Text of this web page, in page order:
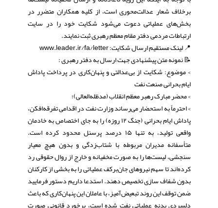
برخلاف شعار عدالت‌محوری است، از کلیه همکاران متضرر در
بخش‌های عملیاتی دعوت می‌شود شکایت خود را در سایت
ارتباطات مردمی دفتر مقام معظم رهبری ثبت نمایند.
📍 لینک مستقیم ارسال شکایت: www.leader.ir/fa/letter
📝 نمونه متن پیشنهادی جهت ارسال به دفتر رهبری :
> موضوع: شکایت از بی‌عدالتی و پنهان‌کاری در پرداخت پاداش
ایام بحرانی صنعت نفت
> محضر مبارک رهبر معظم انقلاب (مدظله‌العالی)؛
> احترماً به استحضار می‌رساند وزارت نفت در اقدامی تفرقه‌افکن،
پاداش ایام بحرانی (جنگ ۱۲ روزه) را به جای اختصاص به خادمان
واقعی تولید، به تنها ۱۵ درصد پرسنل محدود کرده است.
متأسفانه مدیران مربوطه با شتاب‌زدگی و بدون هیچ معیار
سنجشی، لیست‌ها را به صورت مخفیانه و خارج از روال حقوقی رد
کرده‌اند تا سهم نیروهای جان‌برکف عملیاتی را به بخشی از کارکنان
بدون شفاف سازی تخصیص دهند. استدعا داریم دستور فرمایید
ضمن توقف این روند تبعیض‌آمیز، با عاملان این پنهان‌کاری که باعث
دلسردی بدنه عملیاتی نفت شده است، برخورد قانونی صورت